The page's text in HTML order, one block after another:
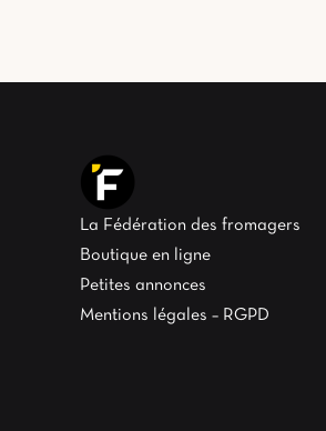
La Fédération des fromagers
Boutique en ligne
Petites annonces
Mentions légales – RGPD